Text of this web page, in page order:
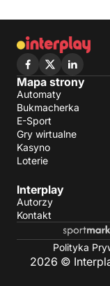
Mapa strony
Automaty
Bukmacherka
E-Sport
Gry wirtualne
Kasyno
Loterie
Interplay
Autorzy
Kontakt
Polityka
2026 ©